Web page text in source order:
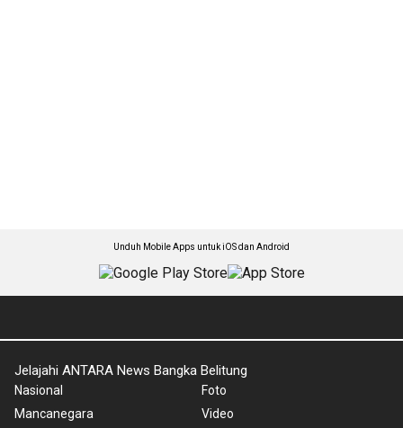
Unduh Mobile Apps untuk iOS dan Android
Jelajahi ANTARA News Bangka Belitung
Nasional
Mancanegara
Foto
Video